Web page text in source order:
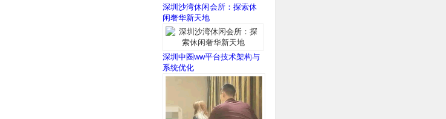
深圳沙湾休闲会所：探索休
闲奢华新天地
深圳中圈ww平台技术架构与
系统优化